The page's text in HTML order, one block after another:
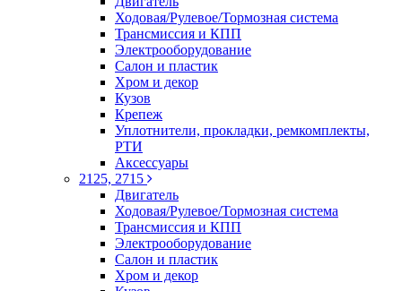
Ходовая/Рулевое/Тормозная система
Трансмиссия и КПП
Электрооборудование
Салон и пластик
Хром и декор
Кузов
Крепеж
Уплотнители, прокладки, ремкомплекты,
РТИ
Аксессуары
2125, 2715
Двигатель
Ходовая/Рулевое/Тормозная система
Трансмиссия и КПП
Электрооборудование
Салон и пластик
Хром и декор